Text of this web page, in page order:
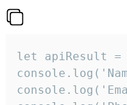
let apiResult =